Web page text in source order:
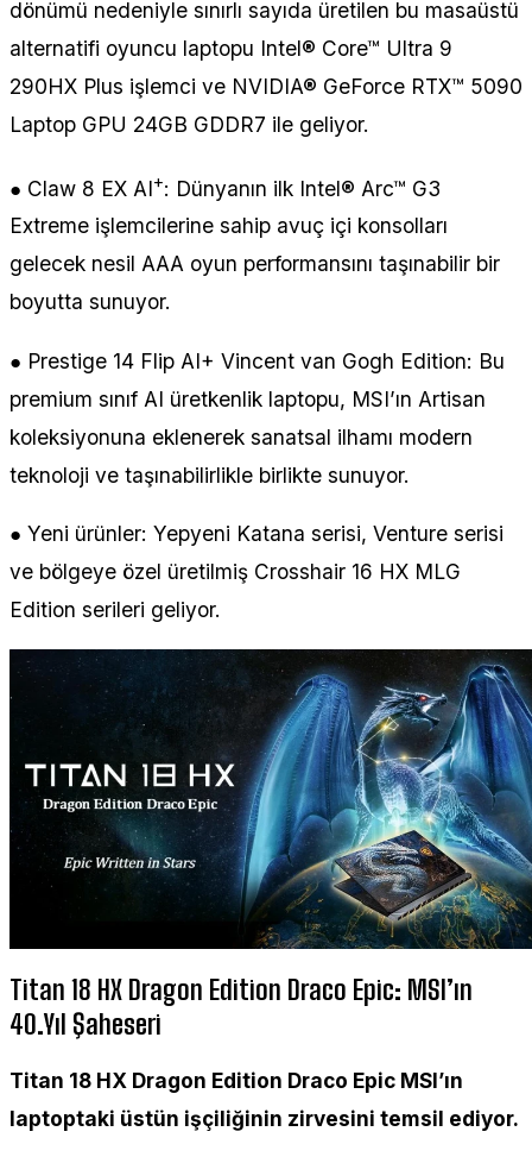
dönümü nedeniyle sınırlı sayıda üretilen bu masaüstü
alternatifi oyuncu laptopu Intel® Core™ Ultra 9
290HX Plus işlemci ve NVIDIA® GeForce RTX™ 5090
Laptop GPU 24GB GDDR7 ile geliyor.
● Claw 8 EX AI+: Dünyanın ilk Intel® Arc™ G3
Extreme işlemcilerine sahip avuç içi konsolları
gelecek nesil AAA oyun performansını taşınabilir bir
boyutta sunuyor.
● Prestige 14 Flip AI+ Vincent van Gogh Edition: Bu
premium sınıf AI üretkenlik laptopu, MSI’ın Artisan
koleksiyonuna eklenerek sanatsal ilhamı modern
teknoloji ve taşınabilirlikle birlikte sunuyor.
● Yeni ürünler: Yepyeni Katana serisi, Venture serisi
ve bölgeye özel üretilmiş Crosshair 16 HX MLG
Edition serileri geliyor.
Titan 18 HX Dragon Edition Draco Epic: MSI’ın
40.Yıl Şaheseri
Titan 18 HX Dragon Edition Draco Epic MSI’ın
laptoptaki üstün işçiliğinin zirvesini temsil ediyor.